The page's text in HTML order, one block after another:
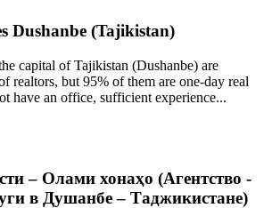
Dushanbe (Tajikistan)
capital of Tajikistan (Dushanbe) are
realtors, but 95% of them are one-day real
have an office, sufficient experience...
– Олами хонаҳо (Агентство -
в Душанбе – Таджикистане)